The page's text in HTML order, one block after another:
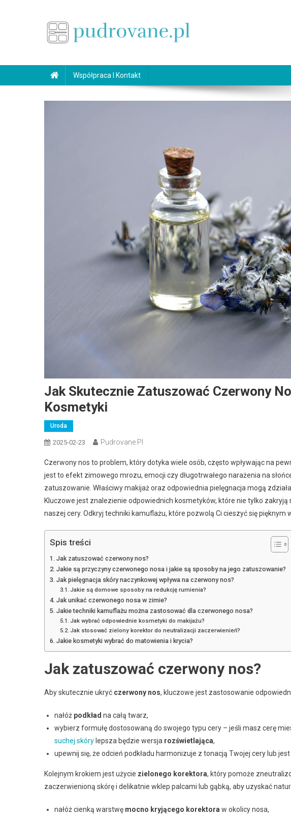
Współpraca I Kontakt
Jak Skutecznie Zatuszować Czerwony
Kosmetyki
Uroda
2025-02-23 Pudrovane.pl
Czerwony nos to problem, który dotyka wiele osób, często wpływając na
jest to efekt zimowego mrozu, emocji czy długotrwałego narażenia na
zatuszowanie. Właściwy makijaż oraz odpowiednia pielęgnacja mogą
Kluczowe jest znalezienie odpowiednich kosmetyków, które nie tylko
naszej cery. Odkryj techniki kamuflażu, które pozwolą Ci cieszyć się pięknym
Spis treści
Jak zatuszować czerwony nos?
Jakie są przyczyny czerwonego nosa i jakie są sposoby na jego zatuszowanie?
Jak pielęgnacja skóry naczynkowej wpływa na czerwony nos?
Jakie są domowe sposoby na redukcję rumienia?
Jak unikać czerwonego nosa w zimie?
Jakie techniki kamuflażu można zastosować dla czerwonego nosa?
Jak wybrać odpowiednie kosmetyki do makijażu?
Jak stosować zielony korektor do neutralizacji zaczerwienień?
Jakie kosmetyki wybrać do matowienia i krycia?
Jak zatuszować czerwony nos?
Aby skutecznie ukryć czerwony nos, kluczowe jest zastosowanie
nałóż podkład na całą twarz,
wybierz formułę dostosowaną do swojego typu cery – jeśli masz cerę
suchej skóry lepsza będzie wersja rozświetlająca,
upewnij się, że odcień podkładu harmonizuje z tonacją Twojej cery lub
Kolejnym krokiem jest użycie zielonego korektora, który pomoże
zaczerwienioną skórę i delikatnie wklep palcami lub gąbką, aby uzyskać
nałóż cienką warstwę mocno kryjącego korektora w okolicy nosa,